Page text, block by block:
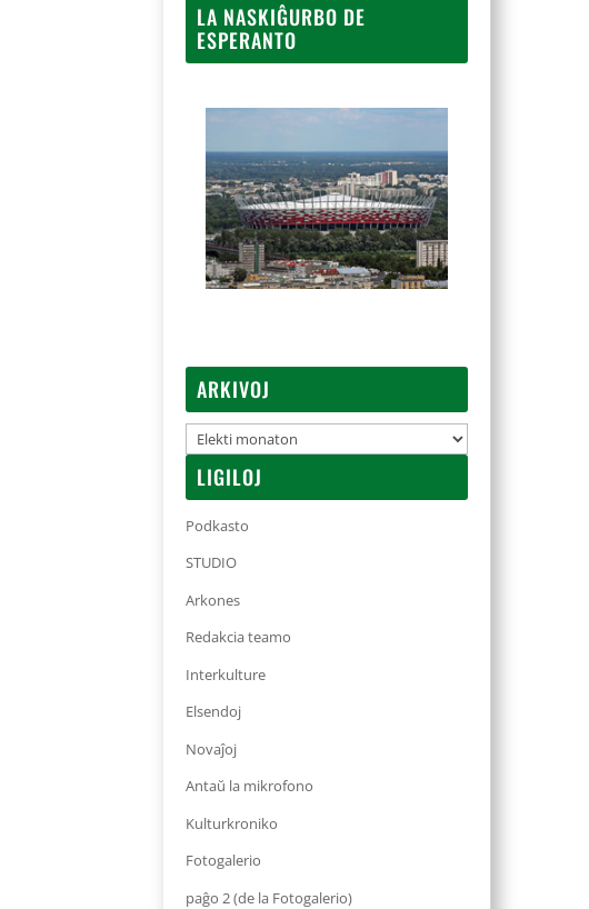
LA NASKIĜURBO DE
ESPERANTO
ARKIVOJ
Arkivoj
LIGILOJ
Podkasto
STUDIO
Arkones
Redakcia teamo
Interkulture
Elsendoj
Novaĵoj
Antaŭ la mikrofono
Kulturkroniko
Fotogalerio
paĝo 2 (de la Fotogalerio)